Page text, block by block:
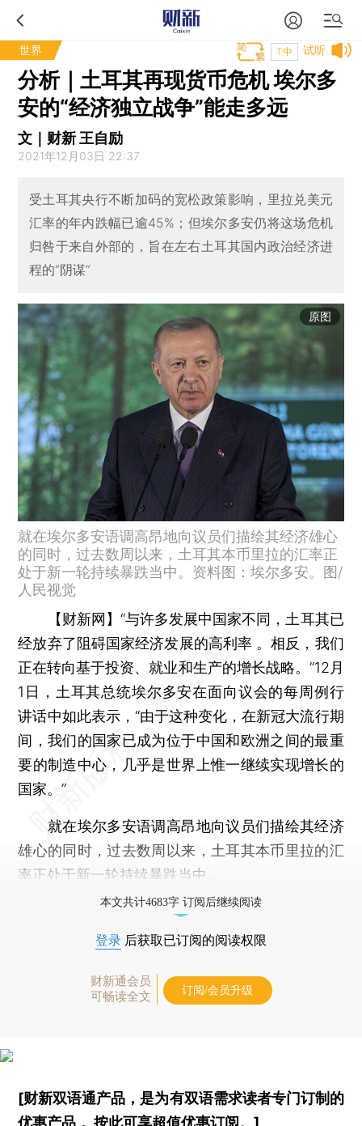
世界 试听
T中
分析｜土耳其再现货币危机 埃尔多
安的“经济独立战争”能走多远
文｜财新 王自励
2021年12月03日 22:37
受土耳其央行不断加码的宽松政策影响，里拉兑美元
汇率的年内跌幅已逾45%；但埃尔多安仍将这场危机
归咎于来自外部的，旨在左右土耳其国内政治经济进
程的“阴谋”
原图
就在埃尔多安语调高昂地向议员们描绘其经济雄心
的同时，过去数周以来，土耳其本币里拉的汇率正
处于新一轮持续暴跌当中。资料图：埃尔多安。图/
人民视觉
【财新网】 “与许多发展中国家不同，土耳其已
经放弃了阻碍国家经济发展的高利率 。相反，我们
正在转向基于投资、就业和生产的增长战略。”12月
1日，土耳其总统埃尔多安在面向议会的每周例行
讲话中如此表示，“由于这种变化，在新冠大流行期
间，我们的国家已成为位于中国和欧洲之间的最重
要的制造中心，几乎是世界上惟一继续实现增长的
国家。”
就在埃尔多安语调高昂地向议员们描绘其经济
雄心的同时，过去数周以来，土耳其本币里拉的汇
率正处于新一轮持续暴跌当中。
本文共计4683字 订阅后继续阅读
登录 后获取已订阅的阅读权限
财新通会员
可畅读全文
订阅/会员升级
[财新双语通产品，是为有双语需求读者专门订制的
优惠产品，按此可享超值优惠订阅。]